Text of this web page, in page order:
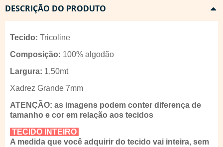
DESCRIÇÃO DO PRODUTO
Tecido: Tricoline
Composição: 100% algodão
Largura: 1,50mt
Xadrez Grande 7mm
ATENÇÃO: as imagens podem conter diferença de
tamanho e cor em relação aos tecidos
TECIDO INTEIRO
A medida que você adquirir do tecido vai inteira, sem